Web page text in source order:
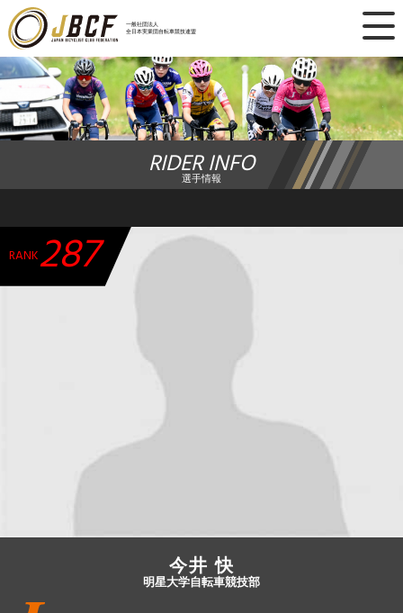
一般社団法人
全日本実業団自転車競技連盟
×
ニュース
レース日程
ランキング
チーム・選手
加盟・登録
エントリー
JBCF ROAD SERIESとは
RIDER INFO
選手情報
RANK287
今井 快
明星大学自転車競技部